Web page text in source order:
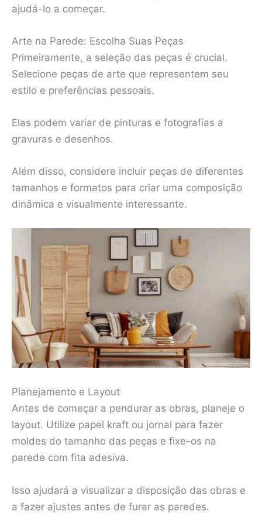
ajudá-lo a começar.
Arte na Parede: Escolha Suas Peças
Primeiramente, a seleção das peças é crucial.
Selecione peças de arte que representem seu
estilo e preferências pessoais.
Elas podem variar de pinturas e fotografias a
gravuras e desenhos.
Além disso, considere incluir peças de diferentes
tamanhos e formatos para criar uma composição
dinâmica e visualmente interessante.
Planejamento e Layout
Antes de começar a pendurar as obras, planeje o
layout. Utilize papel kraft ou jornal para fazer
moldes do tamanho das peças e fixe-os na
parede com fita adesiva.
Isso ajudará a visualizar a disposição das obras e
a fazer ajustes antes de furar as paredes.